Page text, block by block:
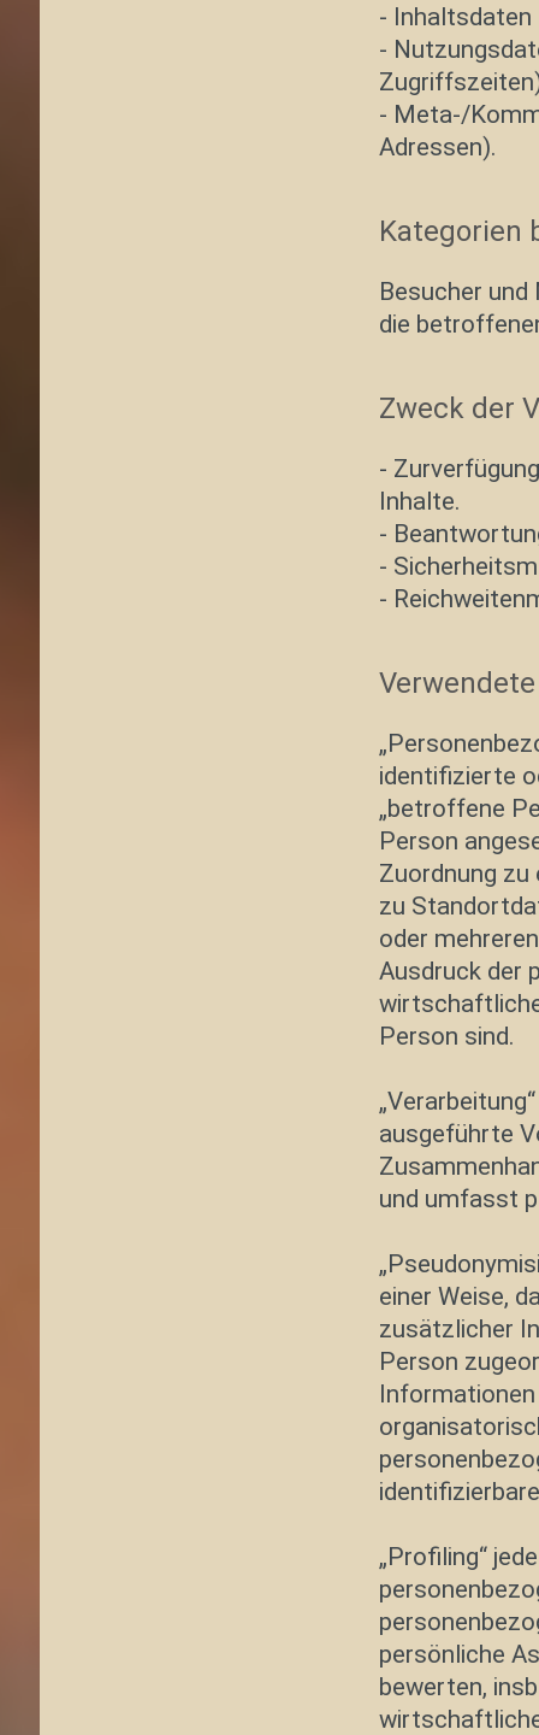
- Inhaltsdaten
-
- Meta-/
Adressen).
Kategorien
Besucher
die
Zweck der
-
Inhalte.
-
-
-
identifizierte
„betroffene
Person
Zuordnung zu
zu
oder
Ausdruck der
Person sind.
ausgeführte
und umfasst
einer Weise,
zusätzlicher
Person
„Profiling“
persönliche
bewerten,